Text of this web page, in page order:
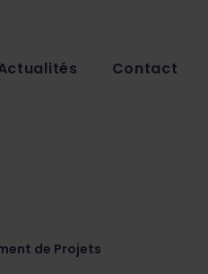
Contact
de Projets